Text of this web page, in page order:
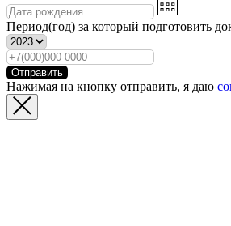
Период(год) за который подготовить
Отправить
Нажимая на кнопку отправить, я даю